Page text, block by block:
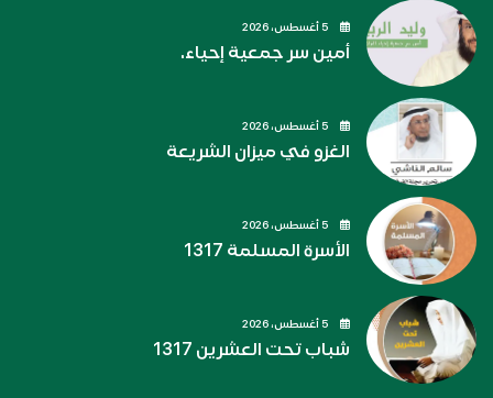
أمين سر جمعية إحياء.
الغزو في ميزان الشريعة
الأسرة المسلمة 1317
شباب تحت العشرين 1317